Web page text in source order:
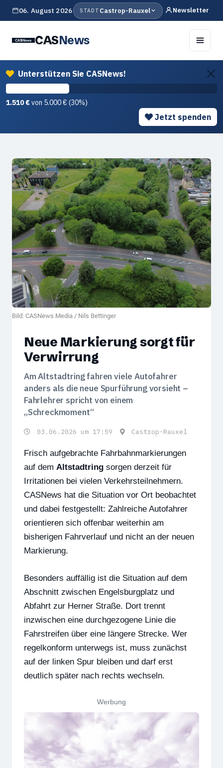
06. August 2026 STADT Castrop-Rauxel Newsletter
CASNews
Unterstützen Sie CASNews!
1.510 €von 5.000 € (30%)
Jetzt spenden
Bild: CASNews Media / Nils Bettinger
Neue Markierung sorgt für
Verwirrung
Am Altstadtring fahren viele Autofahrer
anders als die neue Spurführung vorsieht –
Fahrlehrer spricht von einem
„Schreckmoment“
03.06.2026 um 17:59 Castrop-Rauxel
Frisch aufgebrachte Fahrbahnmarkierungen
auf dem Altstadtring sorgen derzeit für
Irritationen bei vielen Verkehrsteilnehmern.
CASNews hat die Situation vor Ort beobachtet
und dabei festgestellt: Zahlreiche Autofahrer
orientieren sich offenbar weiterhin am
bisherigen Fahrverlauf und nicht an der neuen
Markierung.
Besonders auffällig ist die Situation auf dem
Abschnitt zwischen Engelsburgplatz und
Abfahrt zur Herner Straße. Dort trennt
inzwischen eine durchgezogene Linie die
Fahrstreifen über eine längere Strecke. Wer
regelkonform unterwegs ist, muss zunächst
auf der linken Spur bleiben und darf erst
deutlich später nach rechts wechseln.
Werbung